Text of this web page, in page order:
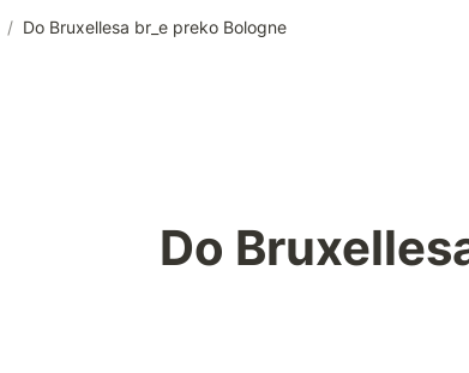
/ Do Bruxellesa br_e preko Bologne
Do